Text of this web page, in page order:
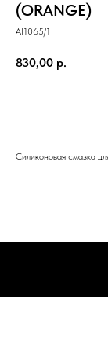
(ORANGE)
AI1065/1
830,00 р.
Силиконовая смазка